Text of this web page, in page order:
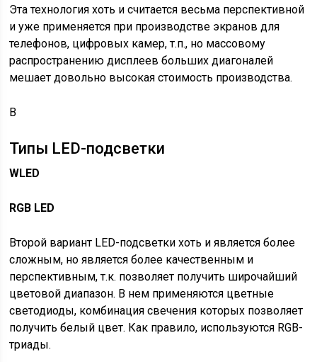
Эта технология хоть и считается весьма перспективной
и уже применяется при производстве экранов для
телефонов, цифровых камер, т.п., но массовому
распространению дисплеев больших диагоналей
мешает довольно высокая стоимость производства.
В
Типы LED-подсветки
WLED
RGB LED
Второй вариант LED-подсветки хоть и является более
сложным, но является более качественным и
перспективным, т.к. позволяет получить широчайший
цветовой диапазон. В нем применяются цветные
светодиоды, комбинация свечения которых позволяет
получить белый цвет. Как правило, используются RGB-
триады.